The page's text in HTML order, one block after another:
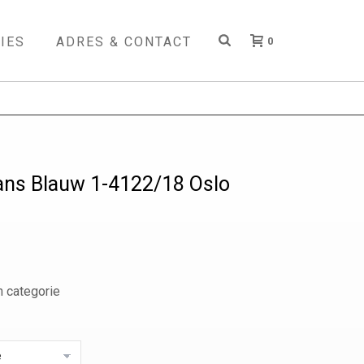
ADRES & CONTACT 0
Blauw 1-4122/18 Oslo
categorie